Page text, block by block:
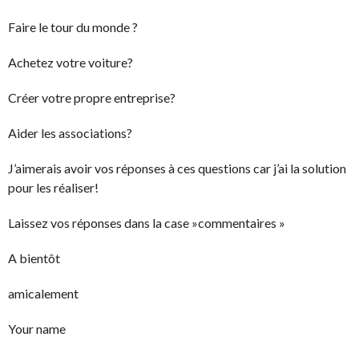
Faire le tour du monde ?
Achetez votre voiture?
Créer votre propre entreprise?
Aider les associations?
J’aimerais avoir vos réponses à ces questions car j’ai la solution
pour les réaliser!
Laissez vos réponses dans la case »commentaires »
A bientôt
amicalement
Your name